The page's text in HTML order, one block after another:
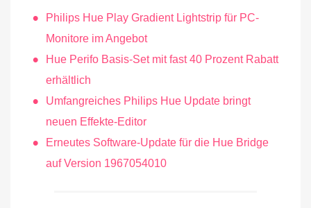
Philips Hue Play Gradient Lightstrip für PC-
Monitore im Angebot
Hue Perifo Basis-Set mit fast 40 Prozent Rabatt
erhältlich
Umfangreiches Philips Hue Update bringt
neuen Effekte-Editor
Erneutes Software-Update für die Hue Bridge
auf Version 1967054010